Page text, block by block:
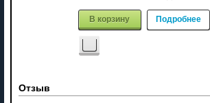
В корзину Подробнее
Отзыв